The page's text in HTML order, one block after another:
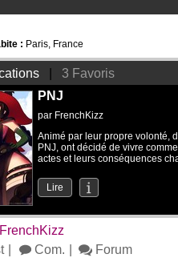
: Paris, France
3 Favoris
PNJ
par FrenchKizz
Animé par leur propre volonté,
PNJ, ont décidé de vivre
actes et leurs conséquences
Lire
Com. Forum